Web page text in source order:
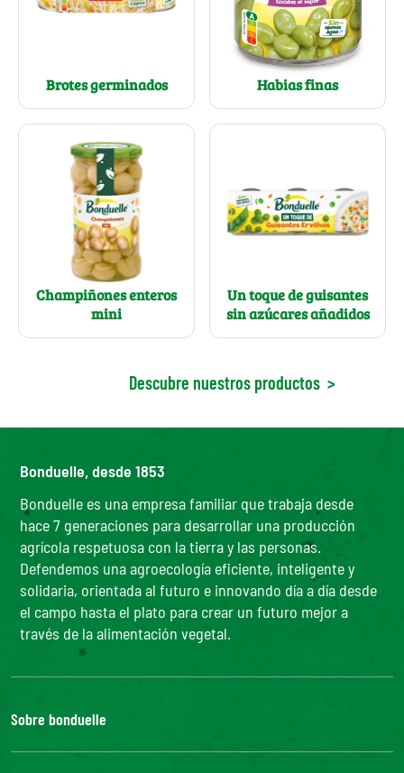
Brotes germinados Habias finas
Champiñones enteros
mini
Un toque de guisantes
sin azúcares añadidos
Descubre nuestros productos >
Bonduelle, desde 1853
Bonduelle es una empresa familiar que trabaja desde
hace 7 generaciones para desarrollar una producción
agrícola respetuosa con la tierra y las personas.
Defendemos una agroecología eficiente, inteligente y
solidaria, orientada al futuro e innovando día a día desde
el campo hasta el plato para crear un futuro mejor a
través de la alimentación vegetal.
Sobre bonduelle
Nuestra historia